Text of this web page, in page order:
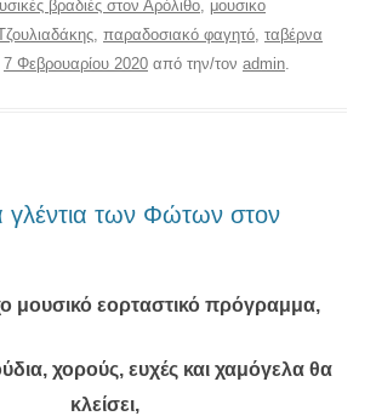
βραδιές στον Αρόλιθο
μουσικο
παραδοσιακό φαγητό ταβέρνα
7 Φεβρουαρίου 2020 από την/τον admin
γλέντια των Φώτων στον
μουσικό εορταστικό πρόγραμμα,
χορούς, ευχές και χαμόγελα θα
κλείσει,